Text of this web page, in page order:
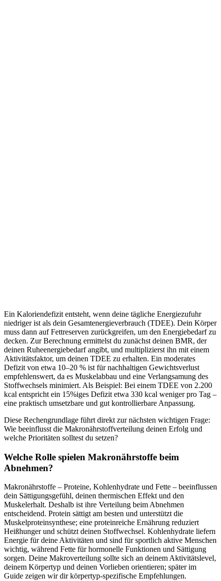
Ein Kaloriendefizit entsteht, wenn deine tägliche Energiezufuhr
niedriger ist als dein Gesamtenergieverbrauch (TDEE). Dein Körper
muss dann auf Fettreserven zurückgreifen, um den Energiebedarf zu
decken. Zur Berechnung ermittelst du zunächst deinen BMR, der
deinen Ruheenergiebedarf angibt, und multiplizierst ihn mit einem
Aktivitätsfaktor, um deinen TDEE zu erhalten. Ein moderates
Defizit von etwa 10–20 % ist für nachhaltigen Gewichtsverlust
empfehlenswert, da es Muskelabbau und eine Verlangsamung des
Stoffwechsels minimiert. Als Beispiel: Bei einem TDEE von 2.200
kcal entspricht ein 15%iges Defizit etwa 330 kcal weniger pro Tag –
eine praktisch umsetzbare und gut kontrollierbare Anpassung.
Diese Rechengrundlage führt direkt zur nächsten wichtigen Frage:
Wie beeinflusst die Makronährstoffverteilung deinen Erfolg und
welche Prioritäten solltest du setzen?
Welche Rolle spielen Makronährstoffe beim
Abnehmen?
Makronährstoffe – Proteine, Kohlenhydrate und Fette – beeinflussen
dein Sättigungsgefühl, deinen thermischen Effekt und den
Muskelerhalt. Deshalb ist ihre Verteilung beim Abnehmen
entscheidend. Protein sättigt am besten und unterstützt die
Muskelproteinsynthese; eine proteinreiche Ernährung reduziert
Heißhunger und schützt deinen Stoffwechsel. Kohlenhydrate liefern
Energie für deine Aktivitäten und sind für sportlich aktive Menschen
wichtig, während Fette für hormonelle Funktionen und Sättigung
sorgen. Deine Makroverteilung sollte sich an deinem Aktivitätslevel,
deinem Körpertyp und deinen Vorlieben orientieren; später im
Guide zeigen wir dir körpertyp-spezifische Empfehlungen.